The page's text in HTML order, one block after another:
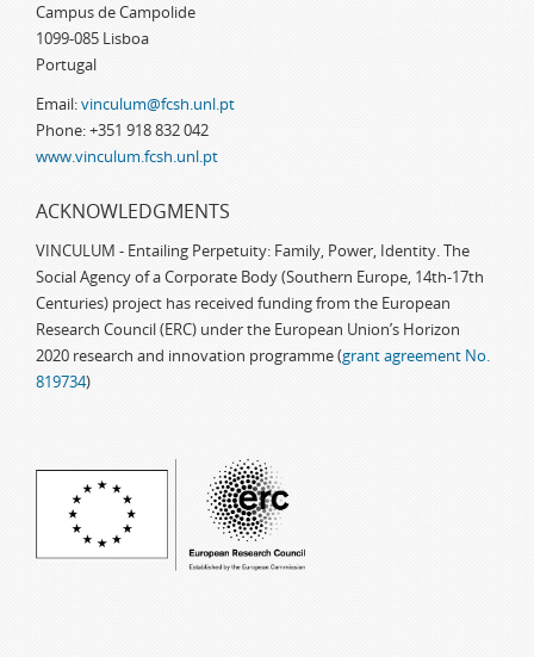
Campus de Campolide
1099-085 Lisboa
Portugal
Email:vinculum@fcsh.unl.pt
Phone: +351 918 832 042
www.vinculum.fcsh.unl.pt
ACKNOWLEDGMENTS
VINCULUM - Entailing Perpetuity: Family, Power, Identity. The
Social Agency of a Corporate Body (Southern Europe, 14th-17th
Centuries) project has received funding from the European
Research Council (ERC) under the European Union’s Horizon
2020 research and innovation programme (grant agreement No.
819734)